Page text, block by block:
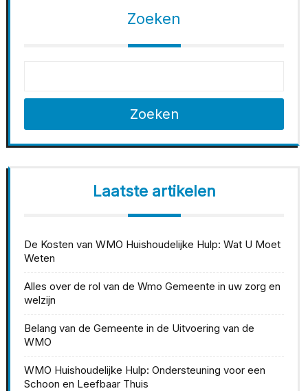
Zoeken
Zoeken
Laatste artikelen
De Kosten van WMO Huishoudelijke Hulp: Wat U Moet
Weten
Alles over de rol van de Wmo Gemeente in uw zorg en
welzijn
Belang van de Gemeente in de Uitvoering van de
WMO
WMO Huishoudelijke Hulp: Ondersteuning voor een
Schoon en Leefbaar Thuis